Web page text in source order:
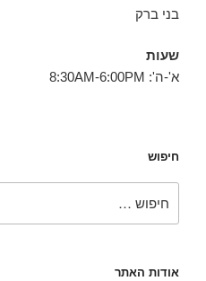
בני ברק
שעות
א'-ה': 8:30AM-6:00PM
חיפוש
אודות האתר